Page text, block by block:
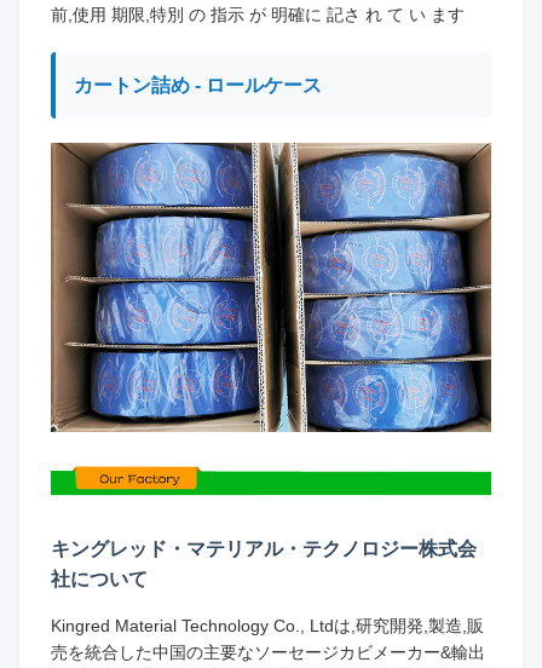
前,使用 期限,特別 の 指示 が 明確に 記さ れ て い ます
カートン詰め - ロールケース
キングレッド・マテリアル・テクノロジー株式会
社について
Kingred Material Technology Co., Ltdは,研究開発,製造,販
売を統合した中国の主要なソーセージカビメーカー&輸出